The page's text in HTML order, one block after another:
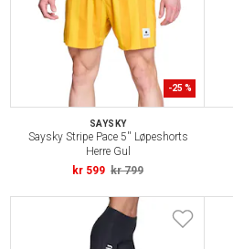
-25 %
SAYSKY
Saysky Stripe Pace 5'' Løpeshorts
Herre Gul
kr 599 kr 799